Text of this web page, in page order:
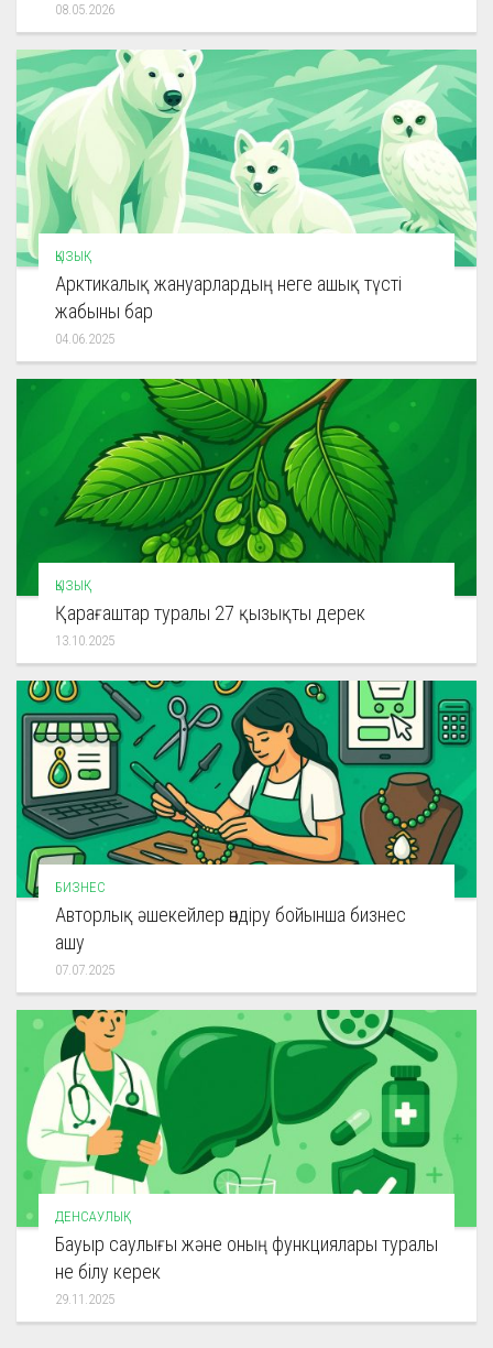
08.05.2026
ҚЫЗЫҚ
Арктикалық жануарлардың неге ашық түсті
жабыны бар
04.06.2025
ҚЫЗЫҚ
Қарағаштар туралы 27 қызықты дерек
13.10.2025
БИЗНЕС
Авторлық әшекейлер өндіру бойынша бизнес
ашу
07.07.2025
ДЕНСАУЛЫҚ
Бауыр саулығы және оның функциялары туралы
не білу керек
29.11.2025